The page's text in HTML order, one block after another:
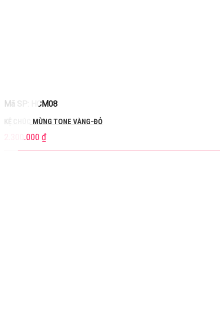
Mã SP: HCM08
KỆ CHÚC MỪNG TONE VÀNG-ĐỎ
2.300.000 ₫